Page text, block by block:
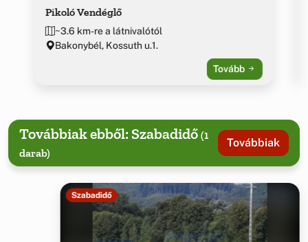
Pikoló Vendéglő
~3.6 km-re a látnivalótól
Bakonybél, Kossuth u.1.
Tovább
Továbbiak ebből: Szabadidő (1
darab)
Továbbiak
Szabadidő